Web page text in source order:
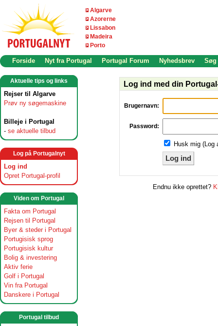
Algarve
Azorerne
Lissabon
Madeira
Porto
Forside Nyt fra Portugal Portugal Forum Nyhedsbrev Søg
Aktuelle tips og links
Rejser til Algarve
Prøv ny søgemaskine
Billeje i Portugal
- se aktuelle tilbud
Log på Portugalnyt
Log ind
Opret Portugal-profil
Viden om Portugal
Fakta om Portugal
Rejsen til Portugal
Byer & steder i Portugal
Portugisisk sprog
Portugisisk kultur
Bolig & investering
Aktiv ferie
Golf i Portugal
Vin fra Portugal
Danskere i Portugal
Portugal tilbud
Log ind med din
Brugernavn:
Password:
Husk mig (Log
Log ind
Endnu ikke oprettet?